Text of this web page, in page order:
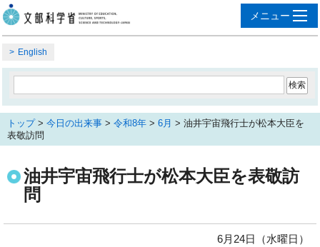
English
トップ> 今日の出来事 > 令和8年 > 6月 > 油井宇宙飛行士が松本大臣を
表敬訪問
油井宇宙飛行士が松本大臣を表敬訪
問
6月24日（水曜日）